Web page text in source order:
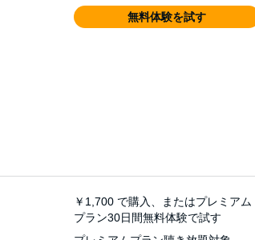
無料体験を試す
￥1,700 で購入、またはプレミアム
プラン30日間無料体験で試す